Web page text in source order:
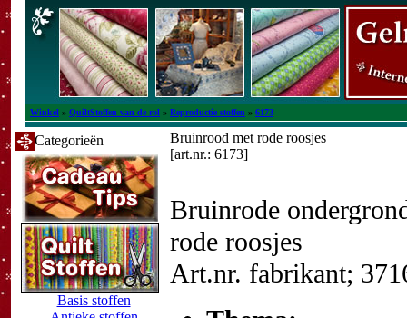
Winkel » QuiltStoffen van de rol » Reproductie stoffen » 6173
Categorieën
Basis stoffen
Bruinrood met rode roosjes
[art.nr.: 6173]
Bruinrode
rode roosjes
Art.nr. fabrikant;